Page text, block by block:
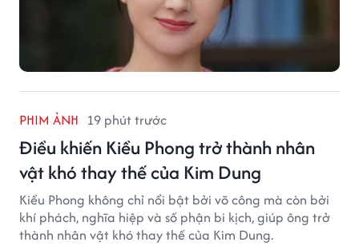
PHIM ẢNH 19 phút trước
Điều khiến Kiều Phong trở thành nhân
vật khó thay thế của Kim Dung
Kiều Phong không chỉ nổi bật bởi võ công mà còn bởi
khí phách, nghĩa hiệp và số phận bi kịch, giúp ông trở
thành nhân vật khó thay thế của Kim Dung.